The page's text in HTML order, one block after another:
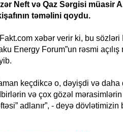
Neft və Qaz Sərgisi müasir
təməlini qoydu.
xəbər verir ki, bu
Energy Forum”un rəsmi açılış
keçdikcə o, dəyişdi və daha
və çox gözəl
adlanır”, - deyə dövlətimizin